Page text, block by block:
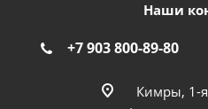
Наши
+7 903 800-89-80
Кимры, 1-я